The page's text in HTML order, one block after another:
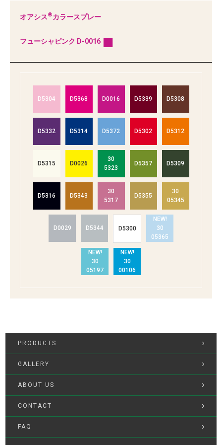
オアシス®カラースプレー
フューシャピンク D-0016 ■
D5304 D5368 D0016 D5339 D5308
D5332 D5314 D5372 D5302 D5312
D5315 D0026
30
5323
D5357 D5309
D5316 D5343
30
5317
D5355
30
05345
D0029 D5344 D5300
NEW!
30
05365
NEW!
30
05197
NEW!
30
00106
PRODUCTS
GALLERY
ABOUT US
CONTACT
FAQ